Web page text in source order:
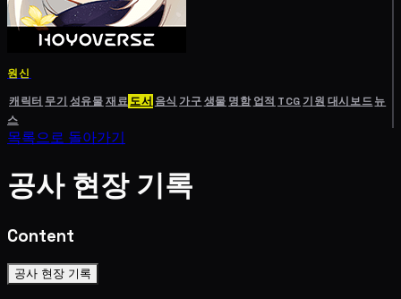
원신
캐릭터 무기 성유물재료도서 음식 가구생물 명함 업적 TCG기원 대시보드뉴
스
목록으로 돌아가기
공사 현장 기록
Content
공사 현장 기록